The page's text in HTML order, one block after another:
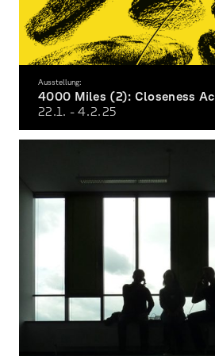
Ausstellung:
4000 Miles (2): Closeness
22.1. - 4.2.25